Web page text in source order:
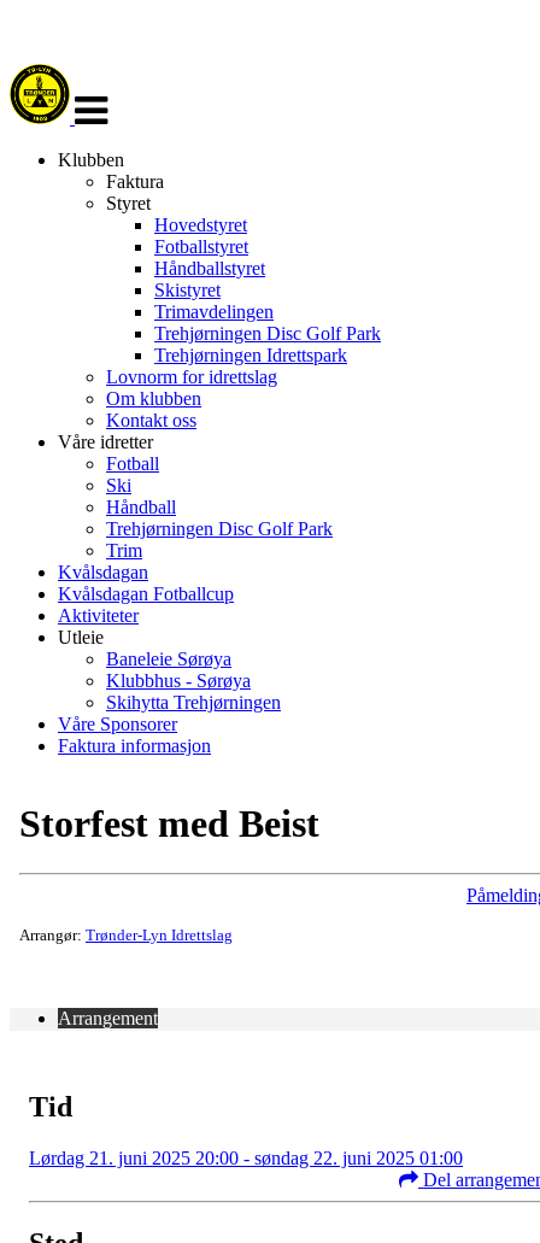
navigasjon
Klubben
Faktura
Styret
Hovedstyret
Fotballstyret
Håndballstyret
Skistyret
Trimavdelingen
Trehjørningen Disc Golf Park
Trehjørningen Idrettspark
Lovnorm for idrettslag
Om klubben
Kontakt oss
Våre idretter
Fotball
Ski
Håndball
Trehjørningen Disc Golf Park
Trim
Kvålsdagan
Kvålsdagan Fotballcup
Aktiviteter
Utleie
Baneleie Sørøya
Klubbhus - Sørøya
Skihytta Trehjørningen
Våre Sponsorer
Faktura informasjon
Storfest med Beist
Arrangør: Trønder-Lyn Idrettslag
Arrangement
Tid
Lørdag 21. juni 2025 20:00 - søndag 22. juni 2025 01:00
Del